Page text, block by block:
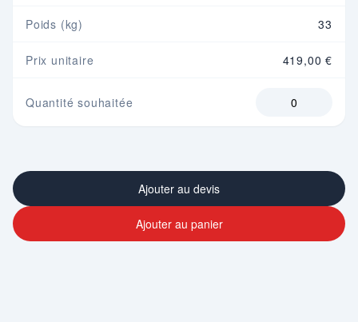
Poids (kg) 33
Prix unitaire 419,00 €
Quantité souhaitée
Ajouter au devis
Ajouter au panier